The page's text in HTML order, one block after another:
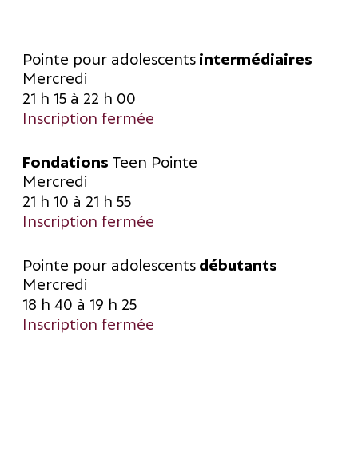
Pointe pour adolescents intermédiaires
Mercredi
21 h 15 à 22 h 00
Inscription fermée
Fondations Teen Pointe
Mercredi
21 h 10 à 21 h 55
Inscription fermée
Pointe pour adolescents débutants
Mercredi
18 h 40 à 19 h 25
Inscription fermée